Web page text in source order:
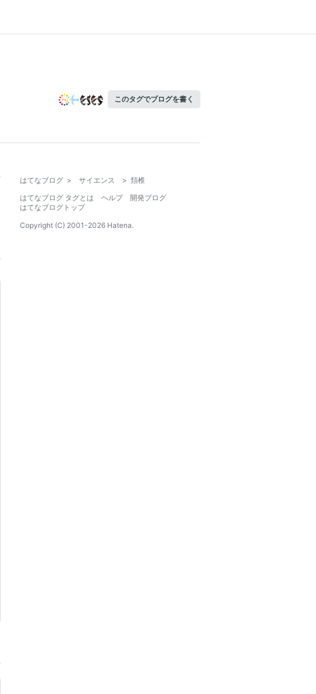
このタグでブログを書く
はてなブログ > サイエンス > 頚椎
はてなブログ タグとは
ヘルプ
開発ブログ
はてなブログトップ
Copyright (C) 2001-2026 Hatena.